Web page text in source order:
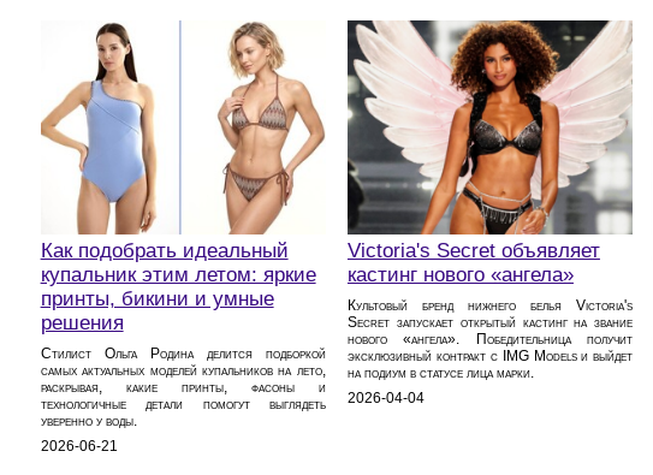
Как подобрать идеальный
купальник этим летом: яркие
принты, бикини и умные
решения
Стилист Ольга Родина делится подборкой
самых актуальных моделей купальников на лето,
раскрывая, какие принты, фасоны и
технологичные детали помогут выглядеть
уверенно у воды.
2026-06-21
Victoria's Secret объявляет
кастинг нового «ангела»
Культовый бренд нижнего белья Victoria's
Secret запускает открытый кастинг на звание
нового «ангела». Победительница получит
эксклюзивный контракт с IMG Models и выйдет
на подиум в статусе лица марки.
2026-04-04